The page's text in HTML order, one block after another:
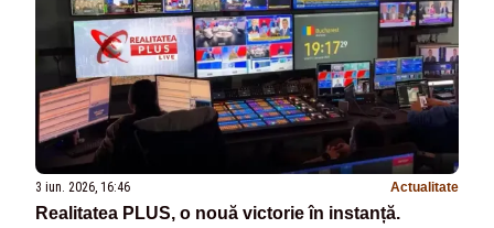
3 iun. 2026, 16:46 Actualitate
Realitatea PLUS, o nouă victorie în instanță.